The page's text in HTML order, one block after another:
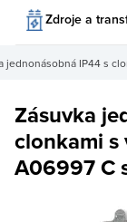
Zdroje a
jednonásobná IP44 s
Zásuvka
clonkami s
A06997 C